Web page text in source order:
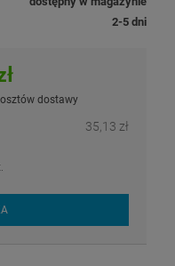
2-5 dni
dostawy
35,13 zł